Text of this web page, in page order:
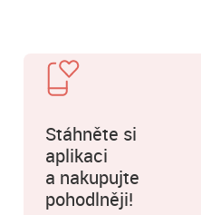
Stáhněte si
aplikaci
a nakupujte
pohodlněji!